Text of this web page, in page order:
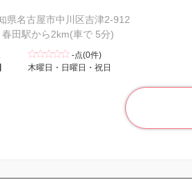
県名古屋市中川区吉津2-912
春田駅から2km(車で 5分)
-点(0件)
木曜日・日曜日・祝日